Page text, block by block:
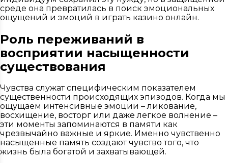
среде она превратилась в поиск эмоциональных
ощущений и эмоций в играть казино онлайн.
Роль переживаний в
восприятии насыщенности
существования
Чувства служат специфическим показателем
существенности происходящих эпизодов. Когда мы
ощущаем интенсивные эмоции – ликование,
восхищение, восторг или даже легкое волнение –
эти моменты запоминаются в памяти как
чрезвычайно важные и яркие. Именно чувственно
насыщенные память создают чувство того, что
жизнь была богатой и захватывающей.